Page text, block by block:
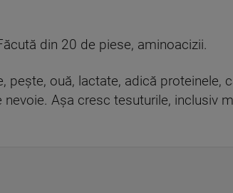
din 20 de piese, aminoacizii.
ouă, lactate, adică proteinele,
Așa cresc tesuturile, inclusiv